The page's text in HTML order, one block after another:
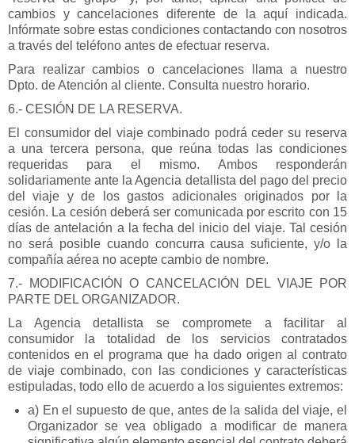
cambios y cancelaciones diferente de la aquí indicada.
Infórmate sobre estas condiciones contactando con nosotros
a través del teléfono antes de efectuar reserva.
Para realizar cambios o cancelaciones llama a nuestro
Dpto. de Atención al cliente. Consulta nuestro horario.
6.- CESIÓN DE LA RESERVA.
El consumidor del viaje combinado podrá ceder su reserva
a una tercera persona, que reúna todas las condiciones
requeridas para el mismo. Ambos responderán
solidariamente ante la Agencia detallista del pago del precio
del viaje y de los gastos adicionales originados por la
cesión. La cesión deberá ser comunicada por escrito con 15
días de antelación a la fecha del inicio del viaje. Tal cesión
no será posible cuando concurra causa suficiente, y/o la
compañía aérea no acepte cambio de nombre.
7.- MODIFICACIÓN O CANCELACIÓN DEL VIAJE POR
PARTE DEL ORGANIZADOR.
La Agencia detallista se compromete a facilitar al
consumidor la totalidad de los servicios contratados
contenidos en el programa que ha dado origen al contrato
de viaje combinado, con las condiciones y características
estipuladas, todo ello de acuerdo a los siguientes extremos:
a) En el supuesto de que, antes de la salida del viaje, el
Organizador se vea obligado a modificar de manera